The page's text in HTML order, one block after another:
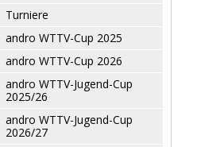
Turniere
andro WTTV-Cup 2025
andro WTTV-Cup 2026
andro WTTV-Jugend-Cup
2025/26
andro WTTV-Jugend-Cup
2026/27